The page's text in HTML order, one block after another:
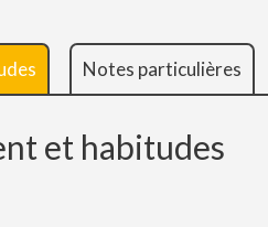
Notes particulières
et habitudes